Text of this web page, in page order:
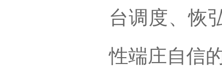
台调度、恢
性端庄自信